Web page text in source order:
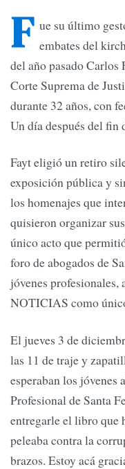
F ue su último
embates del
del año pasado Carlos
Corte Suprema de
durante 32 años, con
Un día después del
Fayt eligió un retiro
exposición pública y
los homenajes que
quisieron organizar
único acto que
foro de abogados de
jóvenes profesionales,
NOTICIAS como
El jueves 3 de
las 11 de traje y
esperaban los jóvenes
Profesional de Santa
entregarle el libro que
peleaba contra la
brazos. Estoy acá